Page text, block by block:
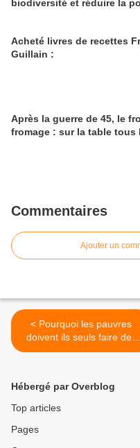
biodiversité et réduire la
Acheté livres de recettes
Guillain :
Après la guerre de 45, le
fromage : sur la table tous
Commentaires
Ajouter un
< Pourquoi les pauvres
doivent ils seuls faire des
efforts visant la
Hébergé par Overblog
Top articles
Pages